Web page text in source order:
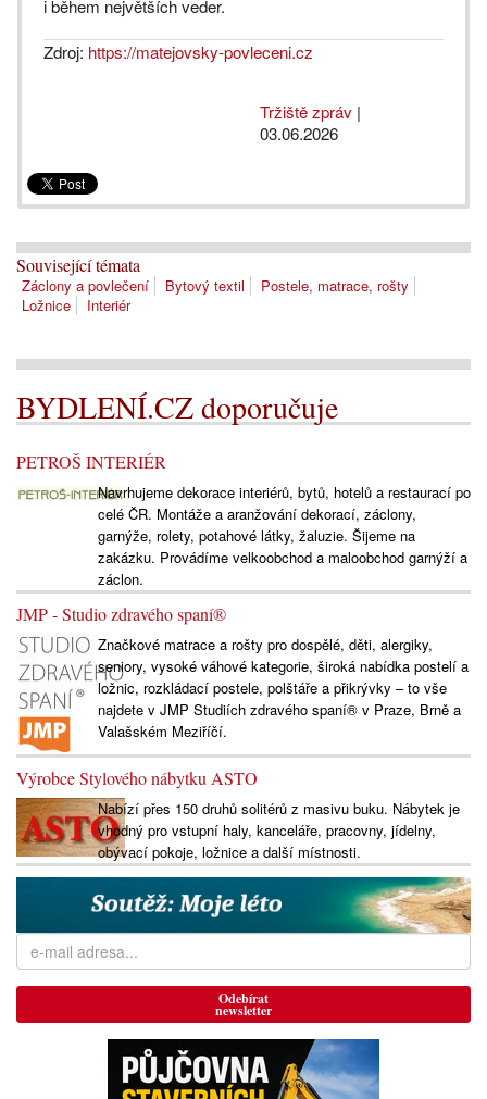
i během největších veder.
Zdroj: https://matejovsky-povleceni.cz
Tržiště zpráv |
03.06.2026
Související témata
Záclony a povlečení Bytový textil
Postele, matrace, rošty
Ložnice
Interiér
BYDLENÍ.CZ doporučuje
PETROŠ INTERIÉR
Navrhujeme dekorace interiérů, bytů, hotelů a restaurací po
celé ČR. Montáže a aranžování dekorací, záclony,
garnýže, rolety, potahové látky, žaluzie. Šijeme na
zakázku. Provádíme velkoobchod a maloobchod garnýží a
záclon.
JMP - Studio zdravého spaní®
Značkové matrace a rošty pro dospělé, děti, alergiky,
seniory, vysoké váhové kategorie, široká nabídka postelí a
ložnic, rozkládací postele, polštáře a přikrývky – to vše
najdete v JMP Studiích zdravého spaní® v Praze, Brně a
Valašském Meziříčí.
Výrobce Stylového nábytku ASTO
Nabízí přes 150 druhů solitérů z masivu buku. Nábytek je
vhodný pro vstupní haly, kanceláře, pracovny, jídelny,
obývací pokoje, ložnice a další místnosti.
Odebírat
newsletter